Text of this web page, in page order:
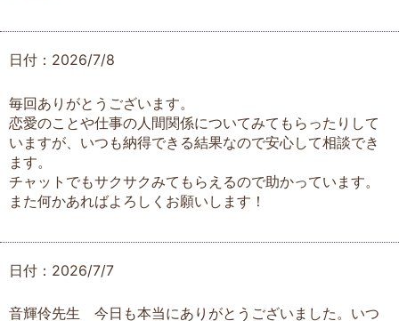
日付：2026/7/8
毎回ありがとうございます。
恋愛のことや仕事の人間関係についてみてもらったりして
いますが、いつも納得できる結果なので安心して相談でき
ます。
チャットでもサクサクみてもらえるので助かっています。
また何かあればよろしくお願いします！
日付：2026/7/7
音輝伶先生 今日も本当にありがとうございました。いつ